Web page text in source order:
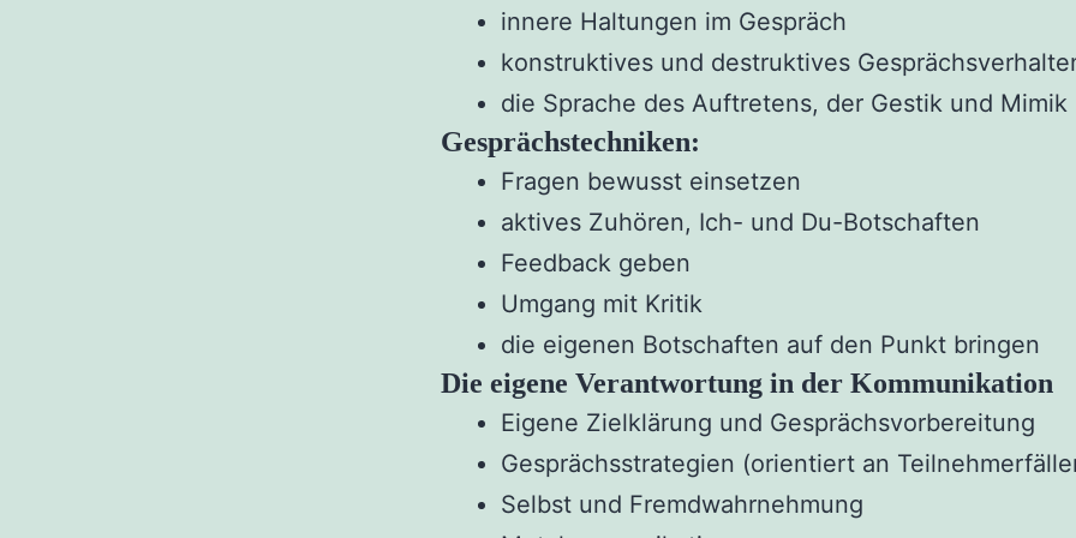
innere Haltungen im Gespräch
konstruktives und destruktives
die Sprache des Auftretens, der Gestik und Mimik
Gesprächstechniken:
Fragen bewusst einsetzen
aktives Zuhören, Ich- und Du-Botschaften
Feedback geben
Umgang mit Kritik
die eigenen Botschaften auf den Punkt bringen
Die eigene Verantwortung in der Kommunikation
Eigene Zielklärung und Gesprächsvorbereitung
Gesprächsstrategien (orientiert an
Selbst und Fremdwahrnehmung